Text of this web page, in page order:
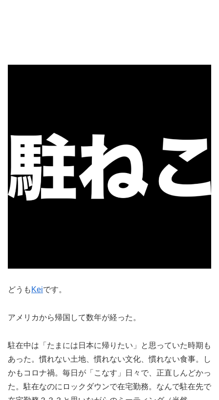
どうも Keiです。
アメリカから帰国して数年が経った。
駐在中は「たまには日本に帰りたい」と思っていた時期も
あった。慣れない土地、慣れない文化、慣れない食事。し
かもコロナ禍。毎日が「こなす」日々で、正直しんどかっ
た。駐在なのにロックダウンで在宅勤務。なんで駐在先で